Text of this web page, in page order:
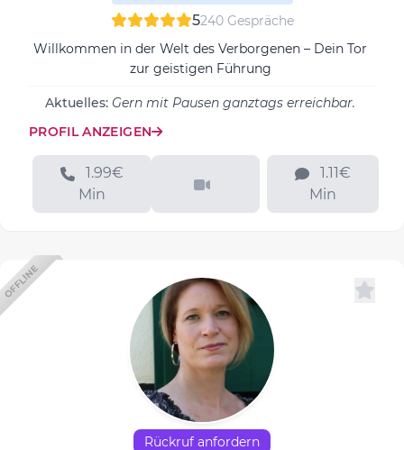
5240 Gespräche
Willkommen in der Welt des Verborgenen – Dein Tor
zur geistigen Führung
Aktuelles: Gern mit Pausen ganztags erreichbar.
PROFIL ANZEIGEN
Min
Min
OFFLINE
Rückruf anfordern